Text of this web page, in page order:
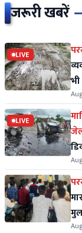
जरूरी खबरें
LIVE
LIVE